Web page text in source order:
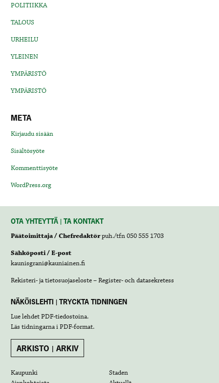
POLITIIKKA
TALOUS
URHEILU
YLEINEN
YMPÄRISTÖ
YMPÄRISTÖ
META
Kirjaudu sisään
Sisältösyöte
Kommenttisyöte
WordPress.org
OTA YHTEYTTÄ | TA KONTAKT
Päätoimittaja / Chefredaktörpuh./tfn 050 555 1703
Sähköposti / E-post
kaunisgrani@kauniainen.fi
Rekisteri- ja tietosuojaseloste – Register- och datasekretess
NÄKÖISLEHTI | TRYCKTA TIDNINGEN
Lue lehdetPDF-tiedostoina.
Läs tidningarna iPDF-format.
ARKISTO | ARKIV
Kaupunki
Staden